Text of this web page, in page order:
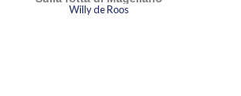
mentre carica
Willy de Roos